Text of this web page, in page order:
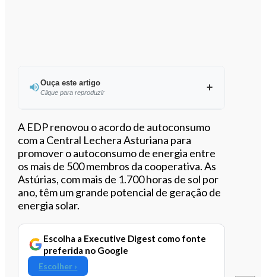
Ouça este artigo
Clique para reproduzir
Ouvir este artigo
A EDP renovou o acordo de autoconsumo
com a Central Lechera Asturiana para
promover o autoconsumo de energia entre
os mais de 500 membros da cooperativa. As
Astúrias, com mais de 1.700 horas de sol por
ano, têm um grande potencial de geração de
energia solar.
Escolha a Executive Digest como fonte
preferida no Google
Escolher ›